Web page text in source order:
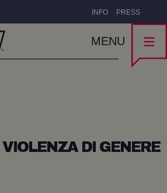
INFO PRESS
MENU
DI GENERE